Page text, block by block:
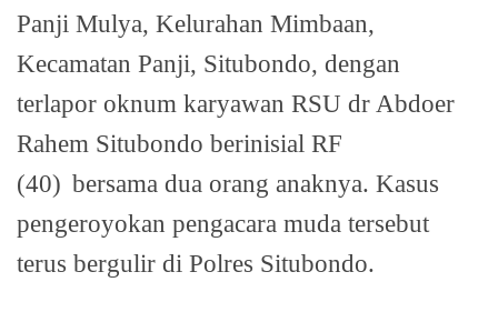
Panji Mulya, Kelurahan Mimbaan,
Kecamatan Panji, Situbondo, dengan
terlapor oknum karyawan RSU dr Abdoer
Rahem Situbondo berinisial RF
(40) bersama dua orang anaknya. Kasus
pengeroyokan pengacara muda tersebut
terus bergulir di Polres Situbondo.